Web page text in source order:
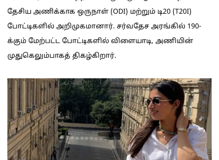
தேசிய அணிக்காக ஒருநாள் (ODI) மற்றும் டி20 (T20I)
போட்டிகளில் அறிமுகமானார். சர்வதேச அரங்கில் 190-
க்கும் மேற்பட்ட போட்டிகளில் விளையாடி, அணியின்
முதுகெலும்பாகத் திகழ்கிறார்.